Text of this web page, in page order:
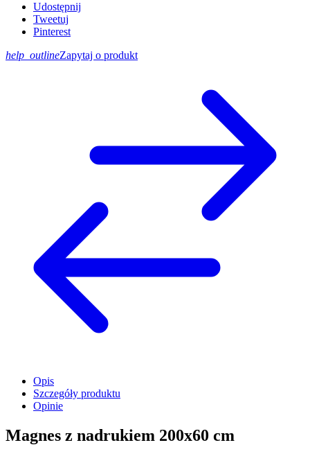
Udostępnij
Tweetuj
Pinterest
help_outlineZapytaj o produkt
Opis
Szczegóły produktu
Opinie
Magnes z nadrukiem 200x60 cm